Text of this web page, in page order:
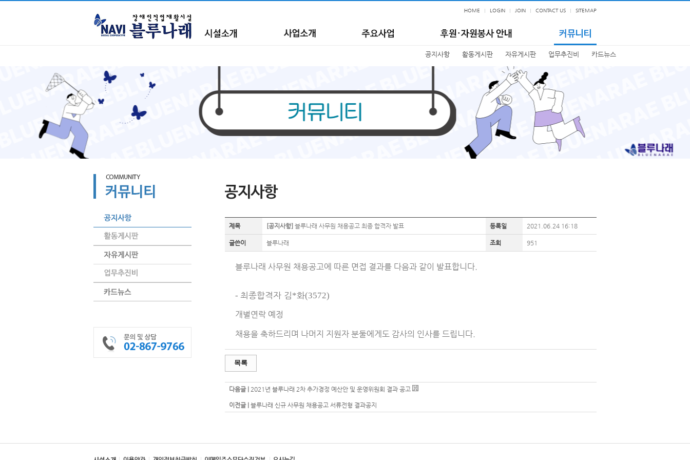
HOME LOGIN JOIN CONTACT US SITEMAP
공지사항 활동게시판 자유게시판 업무추진비 카드뉴스
제목 [공지사항] 블루나래 사무원 채용공고 최종 합격자 발표 등록일 2021.06.24 16:18
글쓴이 블루나래 조회 951
블루나래 사무원 채용공고에 따른 면접 결과를 다음과 같이 발표합니다.
- 최종합격자 김*화(3572)
개별연락 예정
채용을 축하드리며 나머지 지원자 분둘에게도 감사의 인사를 드립니다.
목록
다음글 | 2021년 블루나래 2차 추가경정 예산안 및 운영위원회 결과 공고
이전글 | 블루나래 신규 사무원 채용공고 서류전형 결과공지